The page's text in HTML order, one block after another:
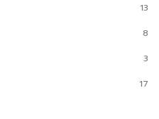
13
8
3
17